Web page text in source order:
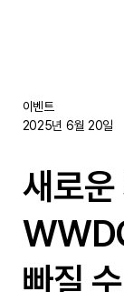
이벤트
2025년 6월 20일
새로운
빠질